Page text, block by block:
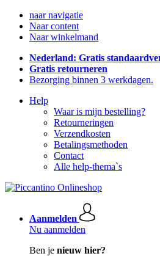
naar navigatie
Naar content
Naar winkelmand
Nederland: Gratis
Gratis retourneren
Bezorging binnen 3 werkdagen.
Help
Waar is mijn bestelling?
Retourneringen
Verzendkosten
Betalingsmethoden
Contact
Alle help-thema`s
Aanmelden
Nu aanmelden
Ben je nieuw hier?